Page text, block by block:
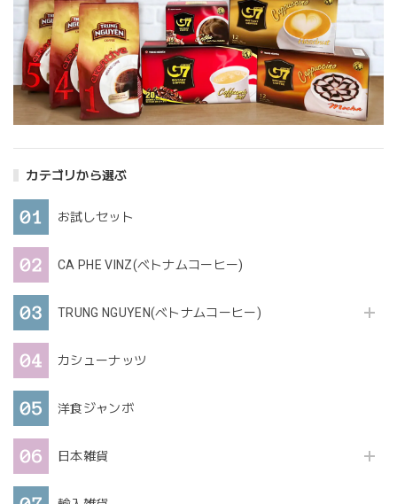
カテゴリから選ぶ
お試しセット
CA PHE VINZ(ベトナムコーヒー)
TRUNG NGUYEN(ベトナムコーヒー)
カシューナッツ
洋食ジャンボ
日本雑貨